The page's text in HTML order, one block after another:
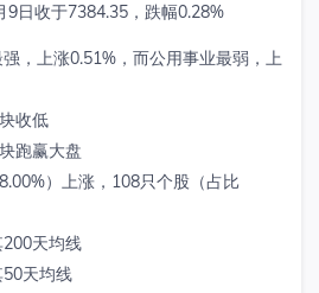
9日收于7384.35 ，跌幅0.28%
，上涨0.51% ，而公用事业最弱，上
收低
跑赢大盘
0%）上涨， 108只个股（占比
200天均线
50天均线